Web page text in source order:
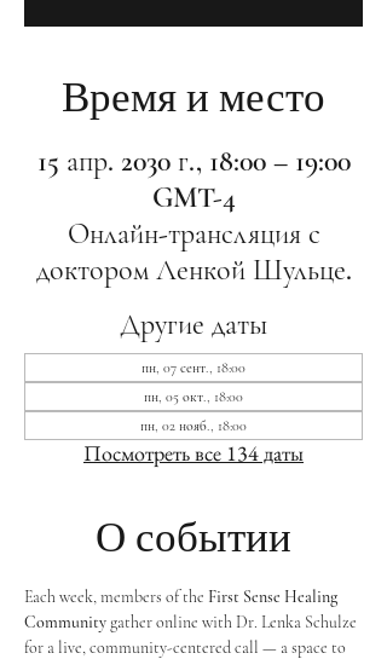
Время и место
15 апр. 2030 г., 18:00 – 19:00
GMT-4
Онлайн-трансляция с
доктором Ленкой Шульце.
Другие даты
пн, 07 сент., 18:00
пн, 05 окт., 18:00
пн, 02 нояб., 18:00
Посмотреть все 134 даты
О событии
Each week, members of the First Sense Healing
Community gather online with Dr. Lenka Schulze
for a live, community-centered call — a space to